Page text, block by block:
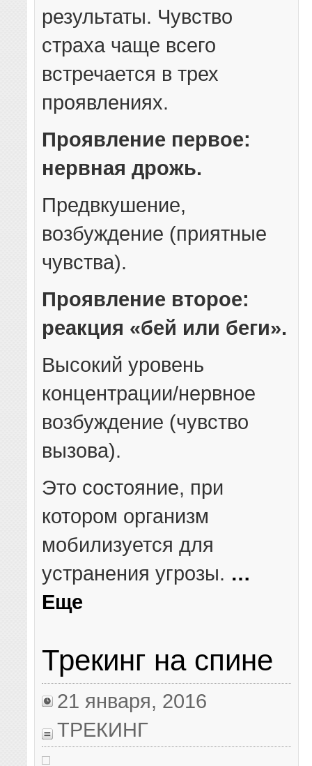
результаты. Чувство
страха чаще всего
встречается в трех
проявлениях.
Проявление первое:
нервная дрожь.
Предвкушение,
возбуждение (приятные
чувства).
Проявление второе:
реакция «бей или беги».
Высокий уровень
концентрации/нервное
возбуждение (чувство
вызова).
Это состояние, при
котором организм
мобилизуется для
устранения угрозы. …
Еще
Трекинг на спине
21 января, 2016
ТРЕКИНГ